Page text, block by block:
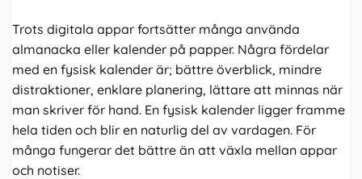
Trots digitala appar fortsätter många använda
almanacka eller kalender på papper. Några fördelar
med en fysisk kalender är; bättre överblick, mindre
distraktioner, enklare planering, lättare att minnas när
man skriver för hand. En fysisk kalender ligger framme
hela tiden och blir en naturlig del av vardagen. För
många fungerar det bättre än att växla mellan appar
och notiser.